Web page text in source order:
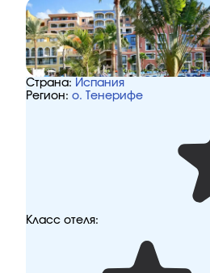
Страна: Испания
Регион: о. Тенерифе
Класс отеля: